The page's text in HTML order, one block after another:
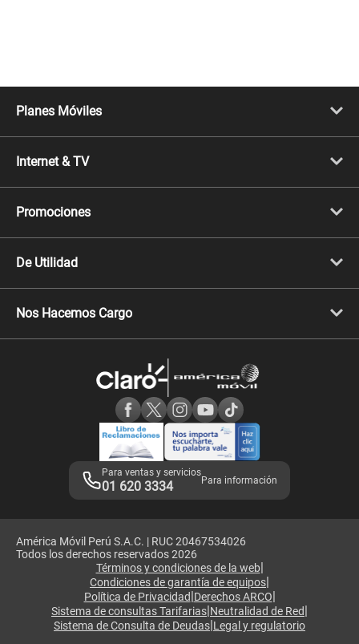
Planes Móviles
Línea Nueva
Línea Adicional
Migración
Internet & TV
Internet + TV
Mejora tu plan
Promociones
Celulares iPhone
Celulares Samsung
Celulares Motorola
De Utilidad
Llamada por llamada
Comprobantes electrónicos
Consulta de IMEI
Nos Hacemos Cargo
Consulta de reclamos
Adquirientes iPhone 6, 6S y SE
Mensaje de Seguridad
Términos y Condiciones de Tienda Claro
Libro de Reclamaciones
Legales de marketplace
Para ventas y servicios
01 620 3334 Para información
América Móvil Perú S.A.C. | RUC 20467534026
Todos los derechos reservados 2026
Términos y condiciones de la web|
Condiciones de garantía de equipos|
Política de Privacidad|Derechos ARCO|
Sistema de consultas Tarifarias|Neutralidad de Red|
Sistema de Consulta de Deudas|Legal y regulatorio